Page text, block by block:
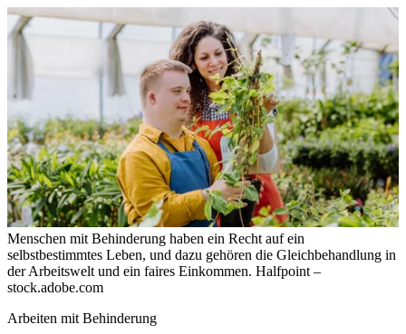
Menschen mit Behinderung haben ein Recht auf ein
selbstbestimmtes Leben, und dazu gehören die Gleichbehandlung in
der Arbeitswelt und ein faires Einkommen. Halfpoint –
stock.adobe.com
Arbeiten mit Behinderung